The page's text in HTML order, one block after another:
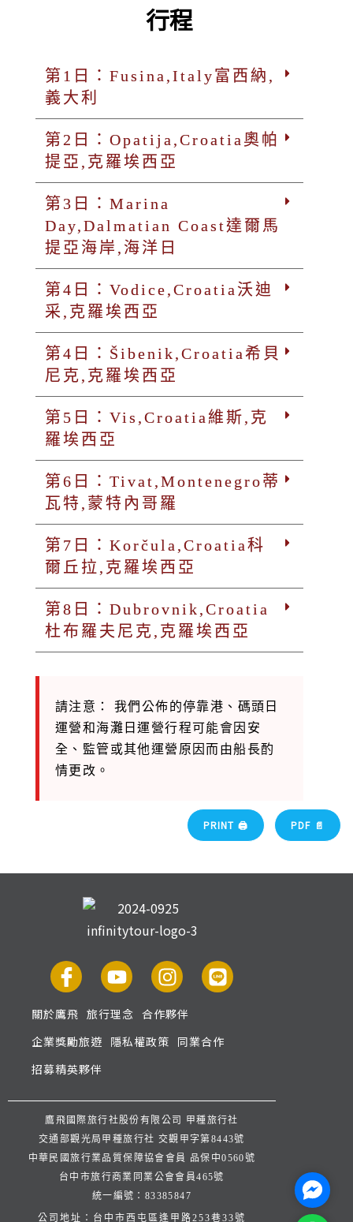
行程
第1日：Fusina,Italy富西納,
義大利
第2日：Opatija,Croatia奧帕
提亞,克羅埃西亞
第3日：Marina
Day,Dalmatian Coast達爾馬
提亞海岸,海洋日
第4日：Vodice,Croatia沃迪
采,克羅埃西亞
第4日：Šibenik,Croatia希貝
尼克,克羅埃西亞
第5日：Vis,Croatia維斯,克
羅埃西亞
第6日：Tivat,Montenegro蒂
瓦特,蒙特內哥羅
第7日：Korčula,Croatia科
爾丘拉,克羅埃西亞
第8日：Dubrovnik,Croatia
杜布羅夫尼克,克羅埃西亞
請注意： 我們公佈的停靠港、碼頭日
運營和海灘日運營行程可能會因安
全、監管或其他運營原因而由船長酌
情更改。
PRINT 🖨 PDF 📄
關於鷹飛 旅行理念 合作夥伴
企業獎勵旅遊 隱私權政策 同業合作
招募精英夥伴
鷹飛國際旅行社股份有限公司 甲種旅行社
交通部觀光局甲種旅行社 交觀甲字第8443號
中華民國旅行業品質保障協會會員 品保中0560號
台中市旅行商業同業公會會員465號
統一編號：83385847
公司地址：台中市西屯區逢甲路253巷33號